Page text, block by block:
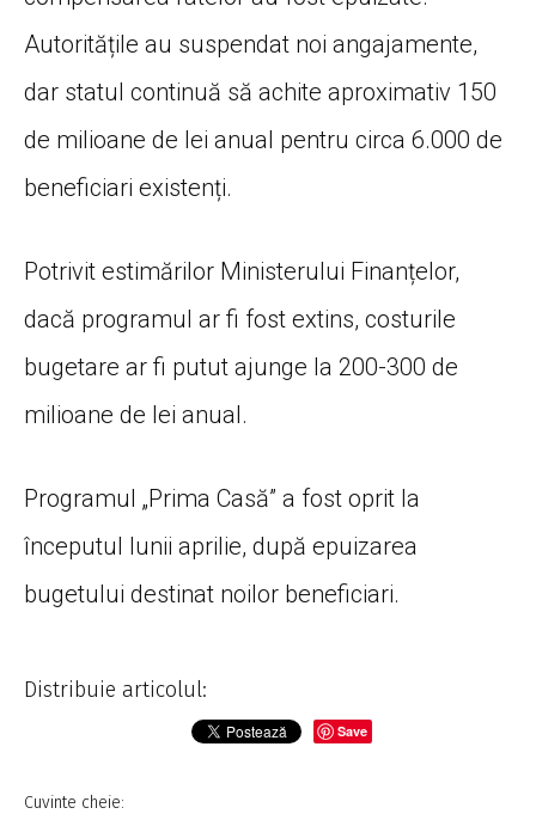
Autoritățile au suspendat noi angajamente,
dar statul continuă să achite aproximativ 150
de milioane de lei anual pentru circa 6.000 de
beneficiari existenți.
Potrivit estimărilor Ministerului Finanțelor,
dacă programul ar fi fost extins, costurile
bugetare ar fi putut ajunge la 200-300 de
milioane de lei anual.
Programul „Prima Casă” a fost oprit la
începutul lunii aprilie, după epuizarea
bugetului destinat noilor beneficiari.
Distribuie articolul:
Save
Cuvinte cheie: